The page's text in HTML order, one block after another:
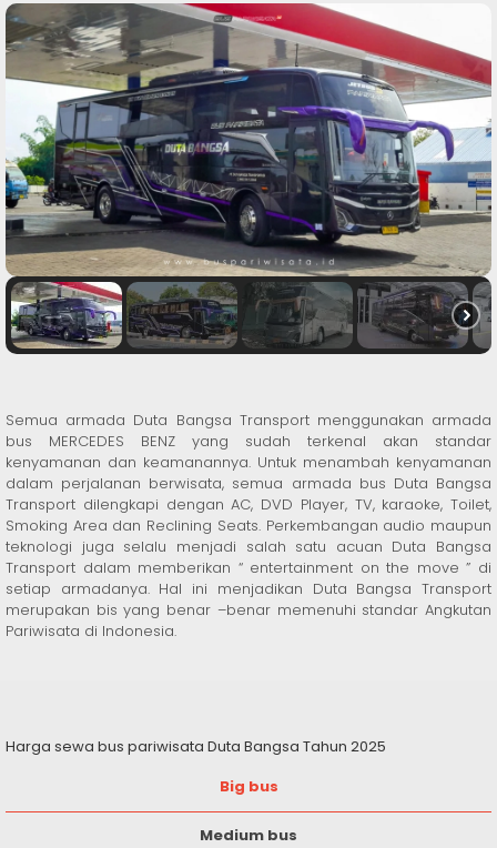
Semua armada Duta Bangsa Transport menggunakan armada
bus MERCEDES BENZ yang sudah terkenal akan standar
kenyamanan dan keamanannya. Untuk menambah kenyamanan
dalam perjalanan berwisata, semua armada bus Duta Bangsa
Transport dilengkapi dengan AC, DVD Player, TV, karaoke, Toilet,
Smoking Area dan Reclining Seats. Perkembangan audio maupun
teknologi juga selalu menjadi salah satu acuan Duta Bangsa
Transport dalam memberikan “ entertainment on the move ” di
setiap armadanya. Hal ini menjadikan Duta Bangsa Transport
merupakan bis yang benar –benar memenuhi standar Angkutan
Pariwisata di Indonesia.
Harga sewa bus pariwisata Duta Bangsa Tahun 2025
Big bus
Medium bus